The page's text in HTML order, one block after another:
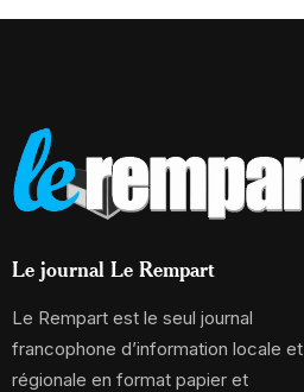
Le journal Le Rempart
Le Rempart est le seul journal
francophone d’information locale et
régionale en format papier et